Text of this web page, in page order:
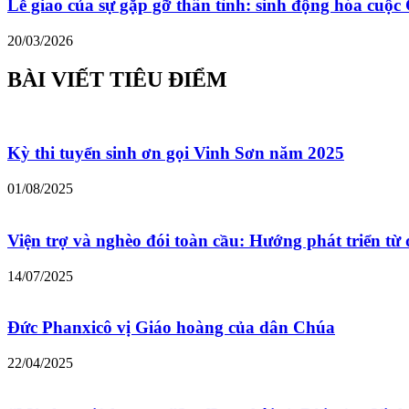
Lễ giao của sự gặp gỡ thân tình: sinh động hóa
20/03/2026
BÀI VIẾT TIÊU ĐIỂM
Kỳ thi tuyển sinh ơn gọi Vinh Sơn năm 2025
01/08/2025
Viện trợ và nghèo đói toàn cầu: Hướng phát triển từ
14/07/2025
Đức Phanxicô vị Giáo hoàng của dân Chúa
22/04/2025